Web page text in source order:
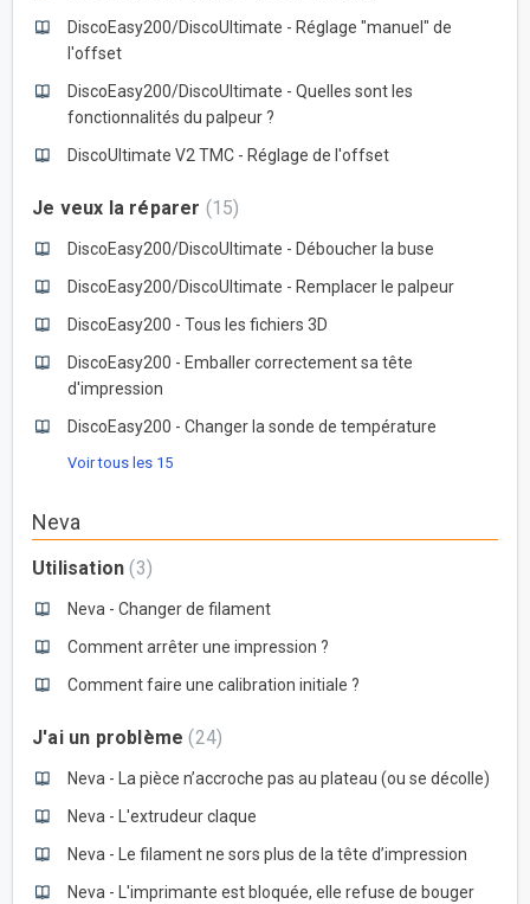
DiscoEasy200/DiscoUltimate - Réglage "manuel" de
l'offset
DiscoEasy200/DiscoUltimate - Quelles sont les
fonctionnalités du palpeur ?
DiscoUltimate V2 TMC - Réglage de l'offset
Je veux la réparer 15
DiscoEasy200/DiscoUltimate - Déboucher la buse
DiscoEasy200/DiscoUltimate - Remplacer le palpeur
DiscoEasy200 - Tous les fichiers 3D
DiscoEasy200 - Emballer correctement sa tête
d'impression
DiscoEasy200 - Changer la sonde de température
Voir tous les 15
Neva
Utilisation 3
Neva - Changer de filament
Comment arrêter une impression ?
Comment faire une calibration initiale ?
J'ai un problème 24
Neva - La pièce n’accroche pas au plateau (ou se décolle)
Neva - L'extrudeur claque
Neva - Le filament ne sors plus de la tête d’impression
Neva - L'imprimante est bloquée, elle refuse de bouger